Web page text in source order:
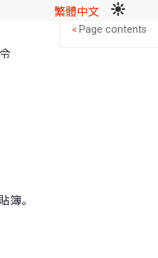
繁體中文
簿。
< Page contents